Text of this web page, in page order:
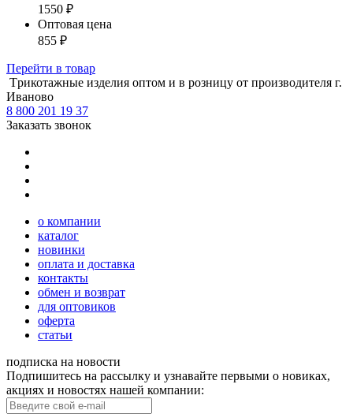
1550 ₽
Оптовая цена
855 ₽
Перейти в товар
Tрикотажные изделия оптом и в розницу от производителя г.
Иваново
8 800 201 19 37
Заказать звонок
о компании
каталог
новинки
оплата и доставка
контакты
обмен и возврат
для оптовиков
оферта
статьи
подписка на новости
Подпишитесь на рассылку и узнавайте первыми о новиках,
акциях и новостях нашей компании: